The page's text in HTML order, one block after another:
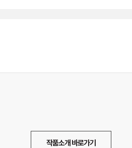
작품소개 바로가기